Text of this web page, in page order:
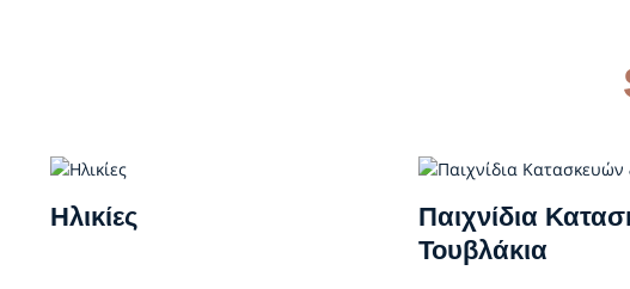
Ηλικίες
Παιχνίδια
Τουβλάκια